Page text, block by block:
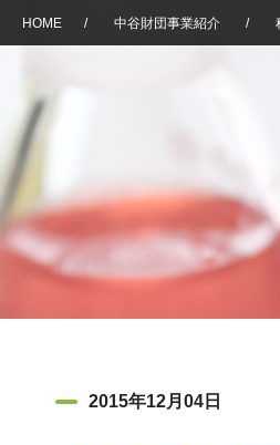
HOME / 中谷財団事業紹介 /
2015年12月04日